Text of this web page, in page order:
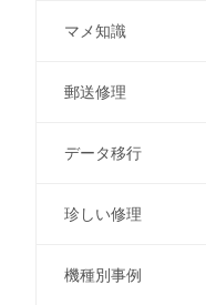
マメ知識
郵送修理
データ移行
珍しい修理
機種別事例